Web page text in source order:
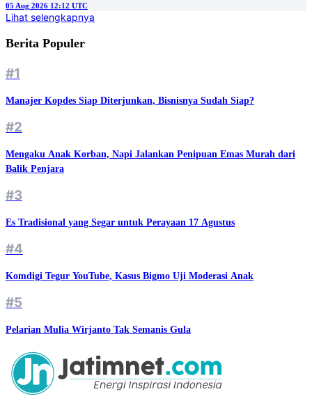
05 Aug 2026 12:12 UTC
Lihat selengkapnya
Berita Populer
#1
Manajer Kopdes Siap Diterjunkan, Bisnisnya Sudah Siap?
#2
Mengaku Anak Korban, Napi Jalankan Penipuan Emas Murah dari
Balik Penjara
#3
Es Tradisional yang Segar untuk Perayaan 17 Agustus
#4
Komdigi Tegur YouTube, Kasus Bigmo Uji Moderasi Anak
#5
Pelarian Mulia Wirjanto Tak Semanis Gula